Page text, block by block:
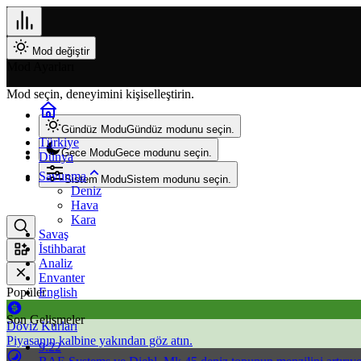
Mod değiştir
Mod seçin, deneyimini kişiselleştirin.
Gündüz ModuGündüz modunu seçin.
Gece ModuGece modunu seçin.
Sistem ModuSistem modunu seçin.
Popüler
Döviz Kurları
Piyasanın kalbine yakından göz atın.
Türkiye
Dünya
Savunma
Deniz
Hava
Kara
Savaş
İstihbarat
Analiz
Envanter
English
Son Gelişmeler
9:22